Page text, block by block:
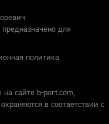
для
политика
сайте b-port.com,
в соответствии с